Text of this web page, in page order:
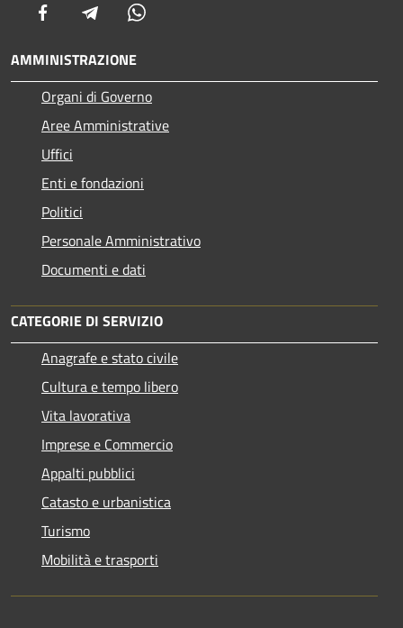
Facebook Telegram
AMMINISTRAZIONE
Organi di Governo
Aree Amministrative
Uffici
Enti e fondazioni
Politici
Personale Amministrativo
Documenti e dati
CATEGORIE DI SERVIZIO
Anagrafe e stato civile
Cultura e tempo libero
Vita lavorativa
Imprese e Commercio
Appalti pubblici
Catasto e urbanistica
Turismo
Mobilità e trasporti